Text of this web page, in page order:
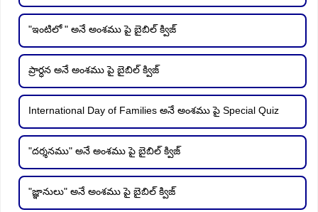
"ఇంటిలో " అనే అంశము పై బైబిల్ క్విజ్
ప్రార్ధన అనే అంశము పై బైబిల్ క్విజ్
International Day of Families అనే అంశము పై Special Quiz
"దర్శనము" అనే అంశము పై బైబిల్ క్విజ్
"జ్ఞానులు" అనే అంశము పై బైబిల్ క్విజ్